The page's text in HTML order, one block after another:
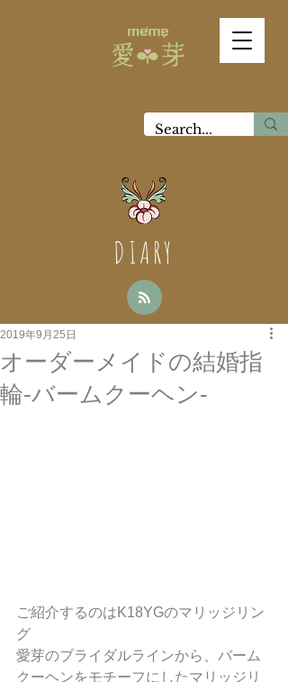
DIARY
オーダーメイドの結婚指
輪-バームクーヘン-
2019年9月25日
ご紹介するのはK18YGのマリッジリン
グ
愛芽のブライダルラインから、バーム
クーヘンをモチーフにしたマリッジリ